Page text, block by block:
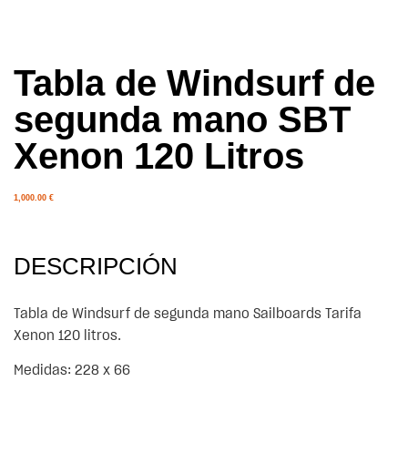
Tabla de Windsurf de
segunda mano SBT
Xenon 120 Litros
1,000.00 €
DESCRIPCIÓN
Tabla de Windsurf de segunda mano Sailboards Tarifa
Xenon 120 litros.
Medidas: 228 x 66